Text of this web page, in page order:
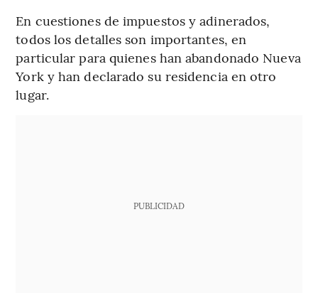
En cuestiones de impuestos y adinerados,
todos los detalles son importantes, en
particular para quienes han abandonado Nueva
York y han declarado su residencia en otro
lugar.
PUBLICIDAD